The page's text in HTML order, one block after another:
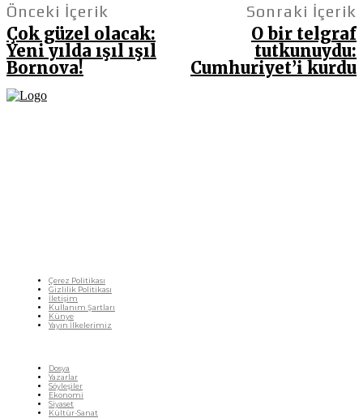
Önceki İçerik
Çok güzel olacak:
Yeni yılda ışıl ışıl
Bornova!
Sonraki İçerik
O bir telgraf
tutkunuydu:
Cumhuriyet’i kurdu
Çerez Politikası
Gizlilik Politikası
İletişim
Kullanım Şartları
Künye
Yayın İlkelerimiz
Dosya
Yazarlar
Söyleşiler
Ekonomi
Siyaset
Kültür-Sanat